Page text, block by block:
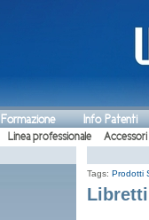
Formazione Info Patenti
Linea professionale Accessori
Tags: Prodotti